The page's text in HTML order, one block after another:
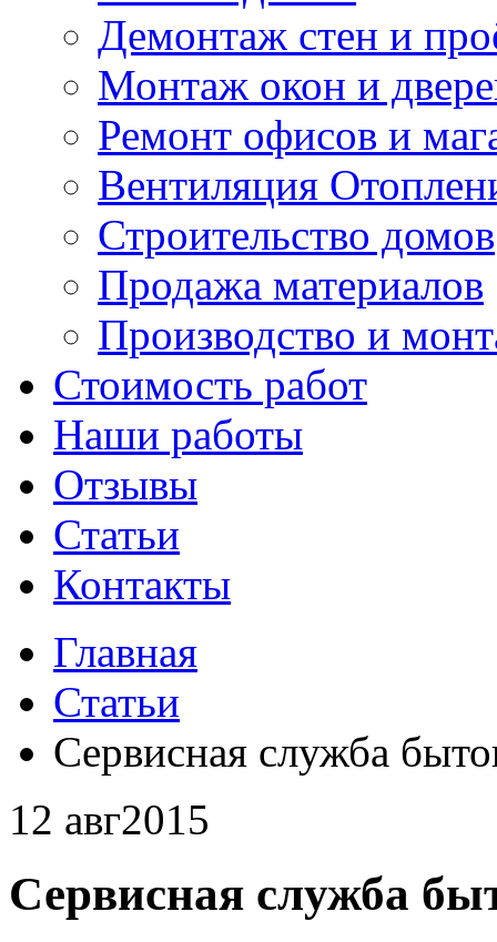
Демонтаж стен и
Монтаж окон и
Ремонт офисов и
Вентиляция
Строительство домов
Продажа материалов
Производство и
Стоимость работ
Наши работы
Отзывы
Статьи
Контакты
Главная
Статьи
Сервисная служба
12 авг2015
Сервисная служба